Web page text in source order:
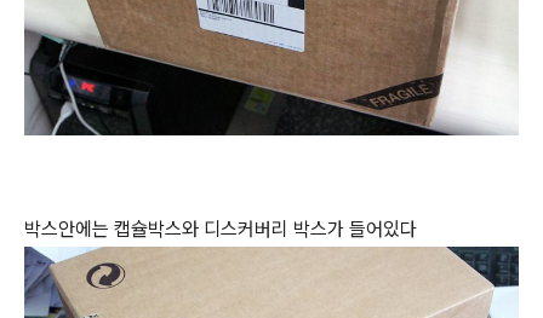
박스안에는 캡슐박스와 디스커버리 박스가 들어있다